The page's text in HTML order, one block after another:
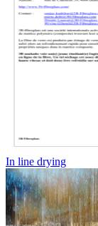
In line drying